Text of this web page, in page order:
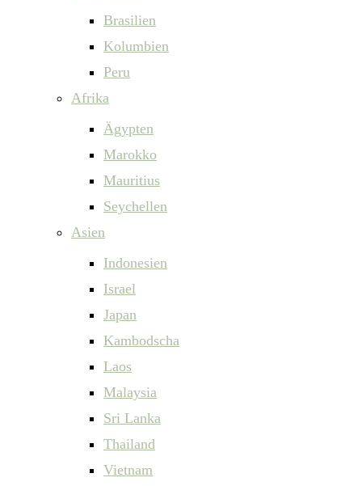
Brasilien
Kolumbien
Peru
Afrika
Ägypten
Marokko
Mauritius
Seychellen
Asien
Indonesien
Israel
Japan
Kambodscha
Laos
Malaysia
Sri Lanka
Thailand
Vietnam